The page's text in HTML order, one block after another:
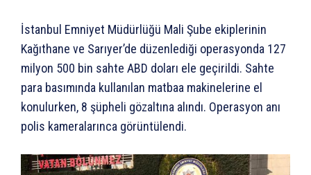
İstanbul Emniyet Müdürlüğü Mali Şube ekiplerinin
Kağıthane ve Sarıyer’de düzenlediği operasyonda 127
milyon 500 bin sahte ABD doları ele geçirildi. Sahte
para basımında kullanılan matbaa makinelerine el
konulurken, 8 şüpheli gözaltına alındı. Operasyon anı
polis kameralarınca görüntülendi.